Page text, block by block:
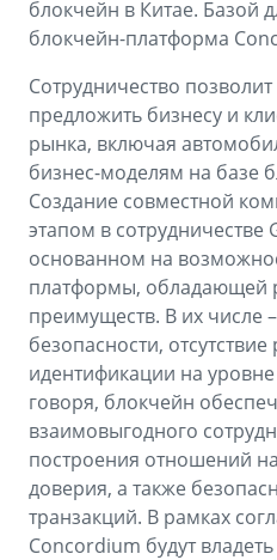
MONJARO
от 4 349 990 ₽*
Аксессуары
Автокредит
Расчет КАСКО
Страхование
GEELY Лизинг
Советы по эксплуатации
ПОДДЕРЖКА
Помощь на дорогах
Гарантия Geely
Сервисная книжка
Вопросы и ответы
блокчейн в Китае. Базой
блокчейн-платформа
Сотрудничество
предложить бизнесу и
рынка, включая
бизнес-моделям на базе
Создание совместной
этапом в сотрудничестве
основанном на
платформы, обладающей
преимуществ. В их числе
безопасности,
идентификации на
говоря, блокчейн
взаимовыгодного
построения отношений
доверия, а также
транзакций. В рамках
Concordium будут